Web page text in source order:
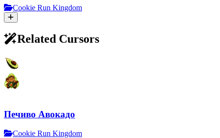
Cookie Run Kingdom
Related Cursors
Печиво Авокадо
Cookie Run Kingdom